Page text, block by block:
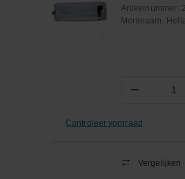
rechthoek
Artikelnummer:
Merknaam:
− Aantal
Controleer voorraad
Vergelijken